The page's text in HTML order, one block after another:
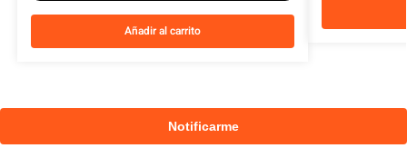
Añadir al carrito